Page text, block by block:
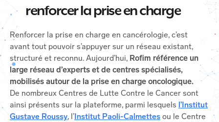
renforcer la prise en charge
Renforcer la prise en charge en cancérologie, c’est
avant tout pouvoir s’appuyer sur un réseau existant,
structuré et reconnu. Aujourd’hui, Rofim référence un
large réseau d’experts et de centres spécialisés,
mobilisés autour de la prise en charge oncologique.
De nombreux Centres de Lutte Contre le Cancer sont
ainsi présents sur la plateforme, parmi lesquels l’Institut
Gustave Roussy, l’ Institut Paoli-Calmettes ou le Centre